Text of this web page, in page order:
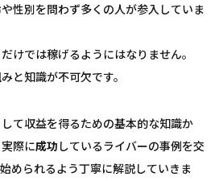
性別を問わず多くの人が参入していま
けでは稼げるようにはなりません。
と知識が不可欠です。
て収益を得るための基本的な知識か
際に成功 しているライバーの事例を交
められるよう丁寧に解説していきま